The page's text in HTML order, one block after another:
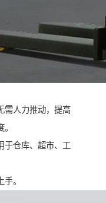
需人力推动，提高
于仓库、超市、工
。